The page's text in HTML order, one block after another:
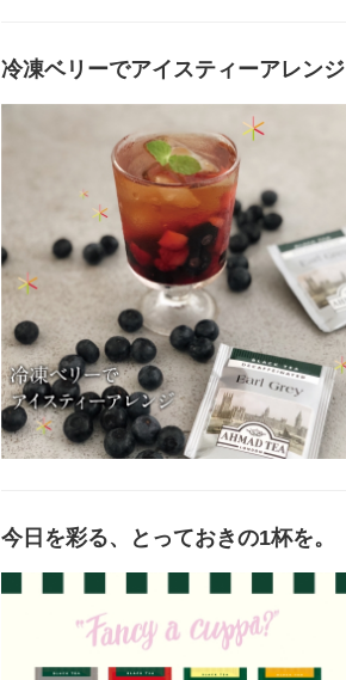
冷凍ベリーでアイスティーアレンジ
今日を彩る、とっておきの1杯を。